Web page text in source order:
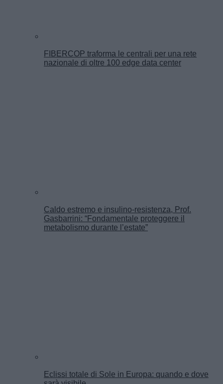
FIBERCOP traforma le centrali per una rete
nazionale di oltre 100 edge data center
Caldo estremo e insulino-resistenza, Prof.
Gasbarrini: “Fondamentale proteggere il
metabolismo durante l’estate”
Eclissi totale di Sole in Europa: quando e dove